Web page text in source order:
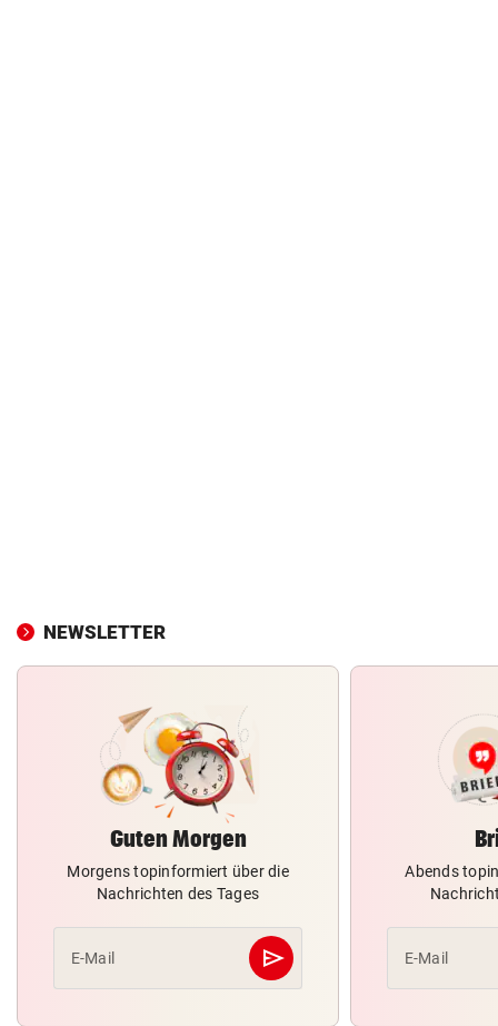
NEWSLETTER
Guten Morgen
Morgens topinformiert über die
Nachrichten des Tages
E-Mail send
Abschicken
Abends
E-Mail